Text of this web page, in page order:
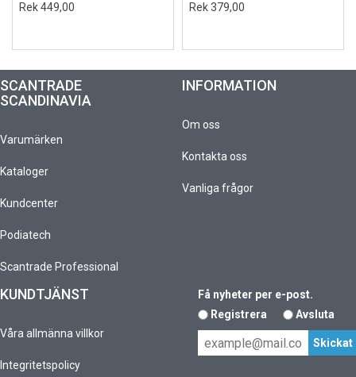
Rek 449,00 Rek 379,00
SCANTRADE
SCANDINAVIA
Varumärken
Kataloger
Kundcenter
Podiatech
Scantrade Professional
INFORMATION
Om oss
Kontakta oss
Vanliga frågor
KUNDTJÄNST
Våra allmänna villkor
Integritetspolicy
Få nyheter per e-post.
Registrera
Avsluta